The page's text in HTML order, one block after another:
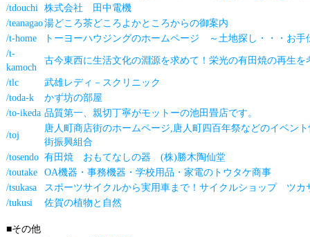
/tdouchi 株式会社 田中電機
/teanagao湯どころ茶どころよかところからの御案内
/t-home
トーヨーハウジングのホームページ ～土地探し・・・お手
/t-
kamoch
古今東西に生活文化の淵源を求めて！栄光の有田焼の再生を
/tlc
武雄レディ－スクリニック
/toda-k
かず坊の部屋
/to-ikeda 品質第一、親切丁寧がモットーの池田畳店です。
/toj
唐人町商店街のホームページ,唐人町四百年祭などのイベン
街振興組合
/tosendo 有田焼 おもてなしの器 (株)勝木陶仙堂
/toutake
OA機器・事務機器・学校用品・家電のトウタケ商事
/tsukasa
スポーツサイクルから実用車まで！サイクルショップ ツカ
/tukusi
佐賀の植物と自然
■その他